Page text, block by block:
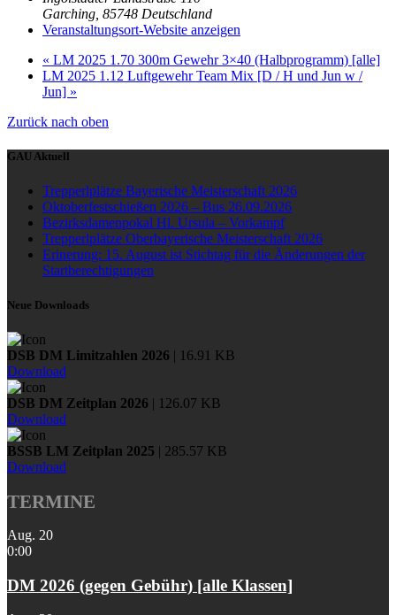
Garching 85748 Deutschland
Veranstaltungsort-Website anzeigen
« LM 2025 1.70 300m Gewehr 3×40 (Halbprogramm) [alle]
LM 2025 1.12 Luftgewehr Team Mix [D / H und Jun w /
Jun] »
Zurück nach oben
GAU Aktuell
Trepperlplätze Bayerische Meisterschaft 2026
Oktoberfestschießen 2026 – Bus 26.09.2026
Bezirksdamenpokal Hl. Ursula – Vorkampf
Trepperlplätze Oberbayerische Meisterschaft 2026
Erinerung: 15. August ist Stichtag für die Änderungen der
Startberechtigungen
Neue Downloads
DSB DM Limitzahlen 2026 | 16.91 KB
Download
DSB DM Zeitplan 2026 | 126.07 KB
Download
BSSB LM Zeitplan 2025 | 285.57 KB
Download
TERMINE
Aug. 20
0:00
DM 2026 (gegen Gebühr) [alle Klassen]